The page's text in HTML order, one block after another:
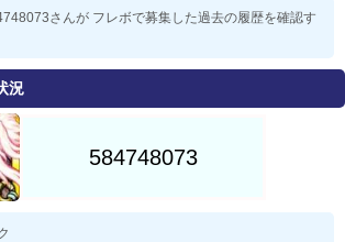
さんが フレボで募集した過去の履歴を確認す
況